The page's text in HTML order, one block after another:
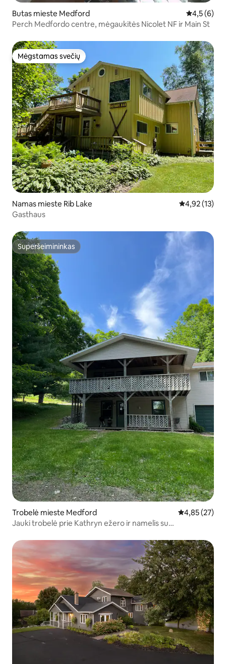
Butas mieste Medford Vidutinis
4,5 (6)
Perch Medfordo centre, mėgaukitės Nicolet NF ir Main St
Mėgstamas svečių
Mėgstamas svečių
Namas mieste Rib Lake Vidutinis
4,92 (13)
Gasthaus
Superšeimininkas
Superšeimininkas
Trobelė mieste Medford Vidutinis
4,85 (27)
Jauki trobelė prie Kathryn ežero ir namelis su